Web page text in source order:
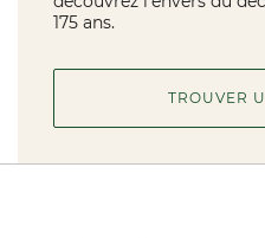
175 ans.
TROUVER